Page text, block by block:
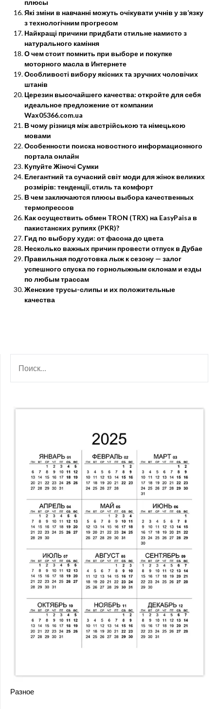
плюсы
Які зміни в навчанні можуть очікувати учнів у зв’язку
з технологічним прогресом
Найкращі причини придбати стильне намисто з
натурального каміння
О чем стоит помнить при выборе и покупке
моторного масла в Интернете
Особливості вибору якісних та зручних чоловічих
штанів
Церезин высочайшего качества: откройте для себя
идеальное предложение от компании
Wax05366.com.ua
В чому різниця між австрійською та німецькою
мовами
Особенности поиска новостного информационного
портала онлайн
Купуйте Жіночі Сумки
Елегантний та сучасний світ моди для жінок великих
розмірів: тенденції, стиль та комфорт
В чем заключаются плюсы выбора качественных
термопрессов
Как осуществить обмен TRON (TRX) на EasyPaisa в
пакистанских рупиях (PKR)?
Гид по выбору худи: от фасона до цвета
Несколько важных причин провести отпуск в Дубае
Правильная подготовка лыж к сезону — залог
успешного спуска по горнолыжным склонам и езды
по любым трассам
Женские трусы-слипы и их положительные
качества
Разное